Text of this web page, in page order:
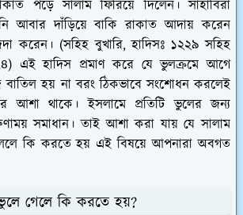
পড়ে সালাম ফিরিয়ে দিলেন। সাহাবিরা
আবার দাঁড়িয়ে বাকি রাকাত আদায় করেন
করেন। (সহিহ বুখারি, হাদিসঃ ১২২৯ সহিহ
এই হাদিস প্রমাণ করে যে ভুলক্রমে আগে
বাতিল হয় না বরং ঠিকভাবে সংশোধন করলেই
আশা থাকে। ইসলামে প্রতিটি ভুলের জন্য
সমাধান। তাই আশা করা যায় যে সালাম
কি করতে হয় এই বিষয়ে আপনারা অবগত
গেলে কি করতে হয়?